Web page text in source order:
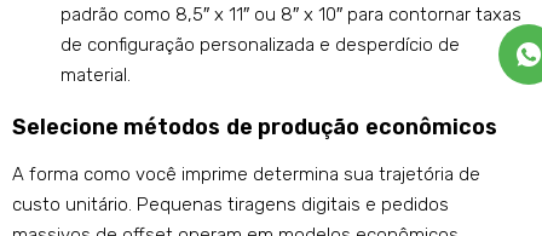
padrão como 8,5″ x 11″ ou 8″ x 10″ para contornar taxas
de configuração personalizada e desperdício de
material.
Selecione métodos de produção econômicos
A forma como você imprime determina sua trajetória de
custo unitário. Pequenas tiragens digitais e pedidos